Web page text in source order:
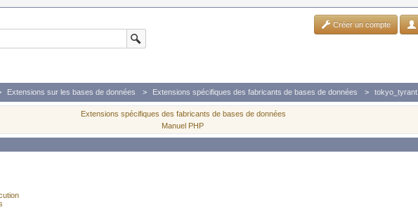
Créer un compte
Extensions sur les bases de données Extensions spécifiques des fabricants de bases de données tokyo_tyrant
Extensions spécifiques des fabricants de bases de données
Manuel PHP